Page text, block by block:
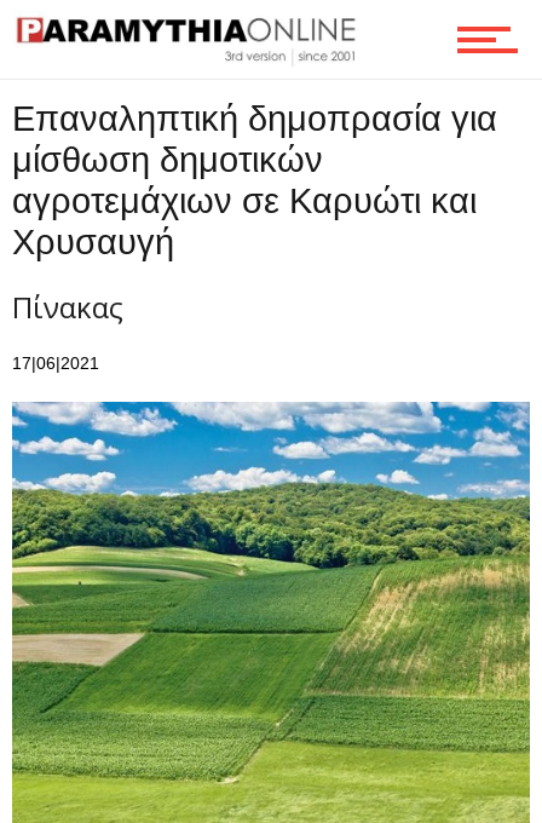
Ροή
Επικοινωνία
Επαναληπτική δημοπρασία για
μίσθωση δημοτικών
αγροτεμάχιων σε Καρυώτι και
Χρυσαυγή
Πίνακας
17|06|2021